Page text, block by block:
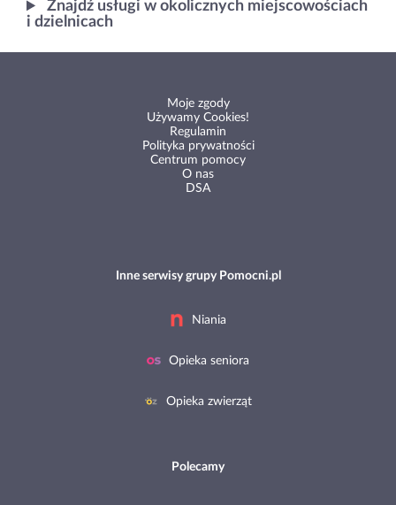
Znajdź usługi w okolicznych miejscowościach
i dzielnicach
Moje zgody
Używamy Cookies!
Regulamin
Polityka prywatności
Centrum pomocy
O nas
DSA
Inne serwisy grupy Pomocni.pl
Niania
Opieka seniora
Opieka zwierząt
Polecamy